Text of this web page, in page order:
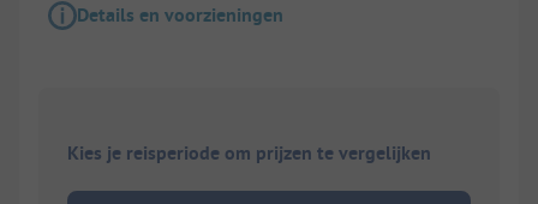
Details en voorzieningen
Kies je reisperiode om prijzen te vergelijken